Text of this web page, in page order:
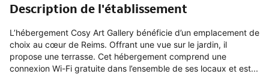
Description de l'établissement
L’hébergement Cosy Art Gallery bénéficie d’un emplacement de
choix au cœur de Reims. Offrant une vue sur le jardin, il
propose une terrasse. Cet hébergement comprend une
connexion Wi-Fi gratuite dans l’ensemble de ses locaux et est...